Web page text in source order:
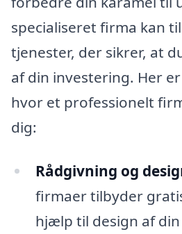
specialiseret firma kan
tjenester, der sikrer, at
af din investering. Her
hvor et professionelt
dig:
Rådgivning og
firmaer tilbyder
hjælp til design af